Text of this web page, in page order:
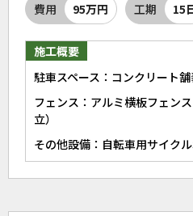
費用 95万円 工期 15
施工概要
駐車スペース：コンクリート
フェンス：アルミ横板フェン
立）
その他設備：自転車用サイク